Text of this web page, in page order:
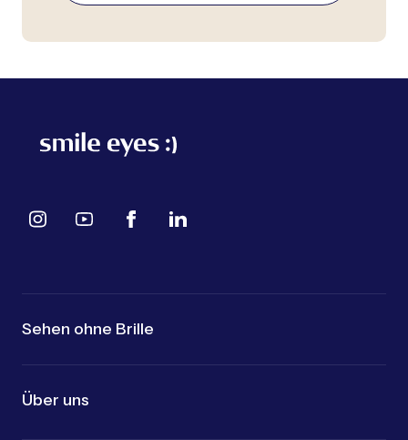
Sehen ohne Brille
Über uns